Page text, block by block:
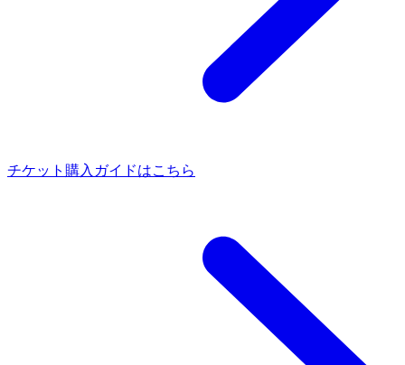
チケット購入ガイドはこちら